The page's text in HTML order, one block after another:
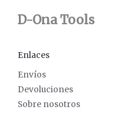
D-Ona Tools
Enlaces
Envíos
Devoluciones
Sobre nosotros